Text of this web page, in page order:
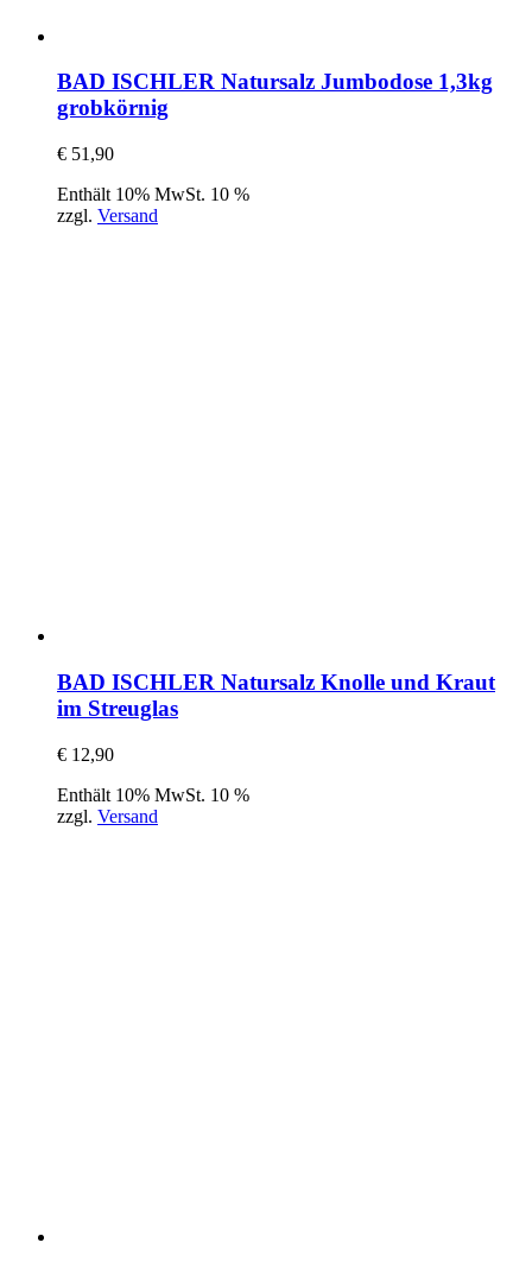
BAD ISCHLER Natursalz Jumbodose 1,3kg
grobkörnig
€ 51,90
Enthält 10% MwSt. 10 %
zzgl. Versand
BAD ISCHLER Natursalz Knolle und Kraut
im Streuglas
€ 12,90
Enthält 10% MwSt. 10 %
zzgl. Versand